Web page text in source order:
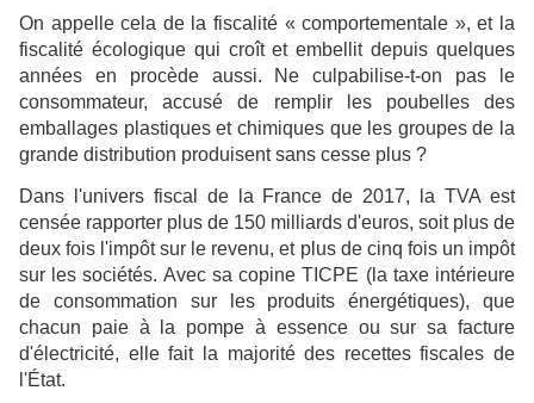
On appelle cela de la fiscalité « comportementale », et la
fiscalité écologique qui croît et embellit depuis quelques
années en procède aussi. Ne culpabilise-t-on pas le
consommateur, accusé de remplir les poubelles des
emballages plastiques et chimiques que les groupes de la
grande distribution produisent sans cesse plus ?
Dans l'univers fiscal de la France de 2017, la TVA est
censée rapporter plus de 150 milliards d'euros, soit plus de
deux fois l'impôt sur le revenu, et plus de cinq fois un impôt
sur les sociétés. Avec sa copine TICPE (la taxe intérieure
de consommation sur les produits énergétiques), que
chacun paie à la pompe à essence ou sur sa facture
d'électricité, elle fait la majorité des recettes fiscales de
l'État.